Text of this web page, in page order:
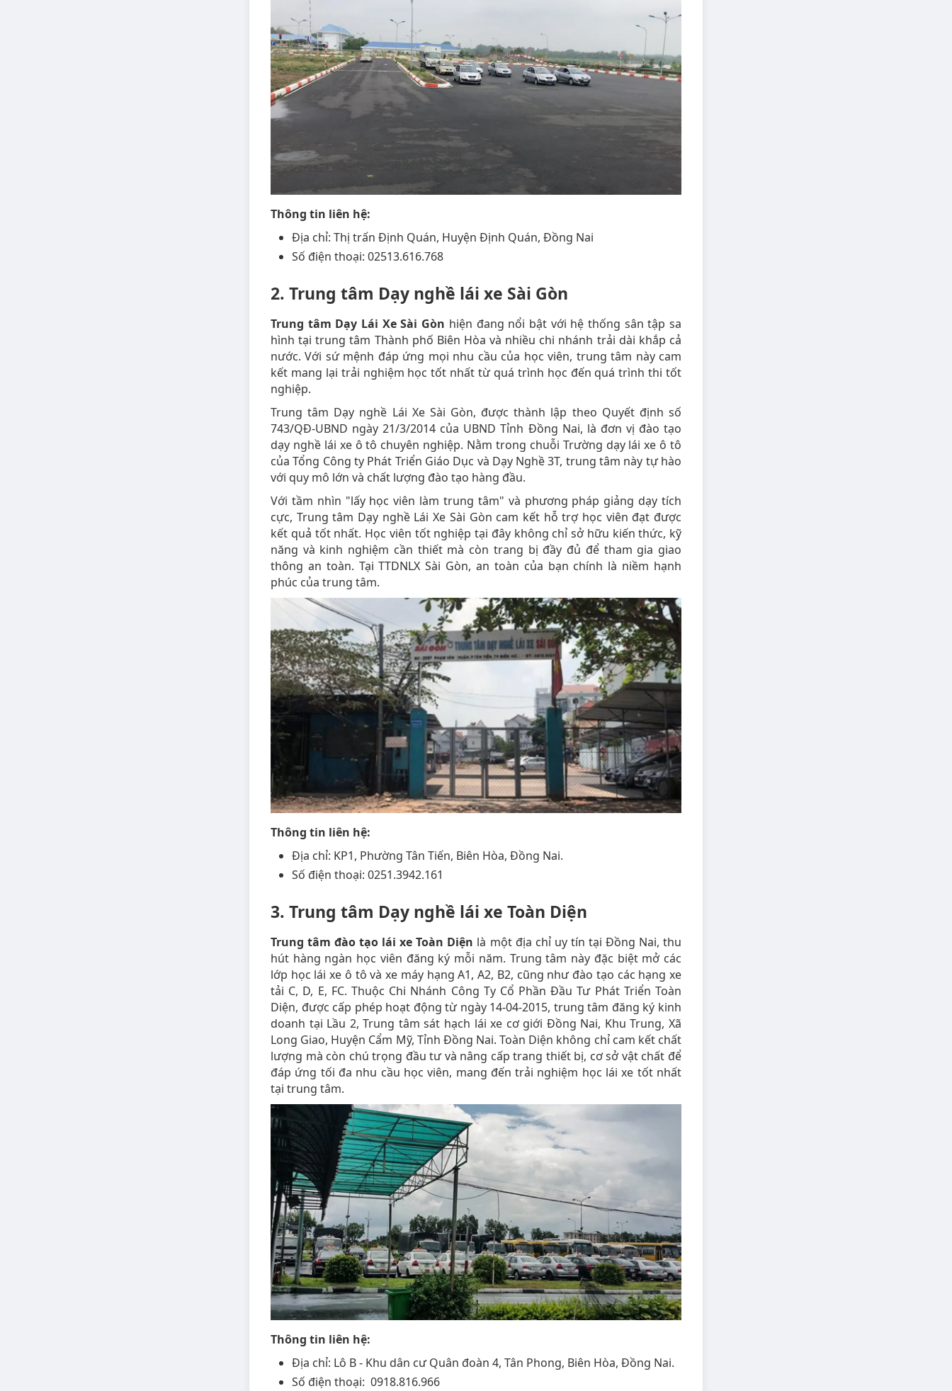
Thông tin liên hệ:
Địa chỉ: Thị trấn Định Quán, Huyện Định Quán, Đồng Nai
Số điện thoại: 02513.616.768
2. Trung tâm Dạy nghề lái xe Sài Gòn
Trung tâm Dạy Lái Xe Sài Gòn hiện đang nổi bật với hệ thống sân tập sa
hình tại trung tâm Thành phố Biên Hòa và nhiều chi nhánh trải dài khắp cả
nước. Với sứ mệnh đáp ứng mọi nhu cầu của học viên, trung tâm này cam
kết mang lại trải nghiệm học tốt nhất từ quá trình học đến quá trình thi tốt
nghiệp.
Trung tâm Dạy nghề Lái Xe Sài Gòn, được thành lập theo Quyết định số
743/QĐ-UBND ngày 21/3/2014 của UBND Tỉnh Đồng Nai, là đơn vị đào tạo
dạy nghề lái xe ô tô chuyên nghiệp. Nằm trong chuỗi Trường dạy lái xe ô tô
của Tổng Công ty Phát Triển Giáo Dục và Dạy Nghề 3T, trung tâm này tự hào
với quy mô lớn và chất lượng đào tạo hàng đầu.
Với tầm nhìn "lấy học viên làm trung tâm" và phương pháp giảng dạy tích
cực, Trung tâm Dạy nghề Lái Xe Sài Gòn cam kết hỗ trợ học viên đạt được
kết quả tốt nhất. Học viên tốt nghiệp tại đây không chỉ sở hữu kiến thức, kỹ
năng và kinh nghiệm cần thiết mà còn trang bị đầy đủ để tham gia giao
thông an toàn. Tại TTDNLX Sài Gòn, an toàn của bạn chính là niềm hạnh
phúc của trung tâm.
Thông tin liên hệ:
Địa chỉ: KP1, Phường Tân Tiến, Biên Hòa, Đồng Nai.
Số điện thoại: 0251.3942.161
3. Trung tâm Dạy nghề lái xe Toàn Diện
Trung tâm đào tạo lái xe Toàn Diện là một địa chỉ uy tín tại Đồng Nai, thu
hút hàng ngàn học viên đăng ký mỗi năm. Trung tâm này đặc biệt mở các
lớp học lái xe ô tô và xe máy hạng A1, A2, B2, cũng như đào tạo các hạng xe
tải C, D, E, FC. Thuộc Chi Nhánh Công Ty Cổ Phần Đầu Tư Phát Triển Toàn
Diện, được cấp phép hoạt động từ ngày 14-04-2015, trung tâm đăng ký kinh
doanh tại Lầu 2, Trung tâm sát hạch lái xe cơ giới Đồng Nai, Khu Trung, Xã
Long Giao, Huyện Cẩm Mỹ, Tỉnh Đồng Nai. Toàn Diện không chỉ cam kết chất
lượng mà còn chú trọng đầu tư và nâng cấp trang thiết bị, cơ sở vật chất để
đáp ứng tối đa nhu cầu học viên, mang đến trải nghiệm học lái xe tốt nhất
tại trung tâm.
Thông tin liên hệ:
Địa chỉ: Lô B - Khu dân cư Quân đoàn 4, Tân Phong, Biên Hòa, Đồng Nai.
Số điện thoại: 0918.816.966